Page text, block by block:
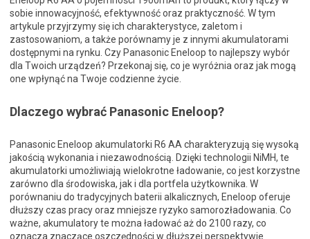
sobie innowacyjność, efektywność oraz praktyczność. W tym
artykule przyjrzymy się ich charakterystyce, zaletom i
zastosowaniom, a także porównamy je z innymi akumulatorami
dostępnymi na rynku. Czy Panasonic Eneloop to najlepszy wybór
dla Twoich urządzeń? Przekonaj się, co je wyróżnia oraz jak mogą
one wpłynąć na Twoje codzienne życie.
Dlaczego wybrać Panasonic Eneloop?
Panasonic Eneloop akumulatorki R6 AA charakteryzują się wysoką
jakością wykonania i niezawodnością. Dzięki technologii NiMH, te
akumulatorki umożliwiają wielokrotne ładowanie, co jest korzystne
zarówno dla środowiska, jak i dla portfela użytkownika. W
porównaniu do tradycyjnych baterii alkalicznych, Eneloop oferuje
dłuższy czas pracy oraz mniejsze ryzyko samorozładowania. Co
ważne, akumulatory te można ładować aż do 2100 razy, co
oznacza znaczące oszczędności w dłuższej perspektywie